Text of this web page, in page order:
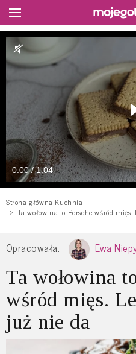
0:00 / 1:04
Strona główna Kuchnia
Ta wołowina to Porsche wśród
Opracowała: Ewa
Ta wołowina
wśród mięs.
już nie da